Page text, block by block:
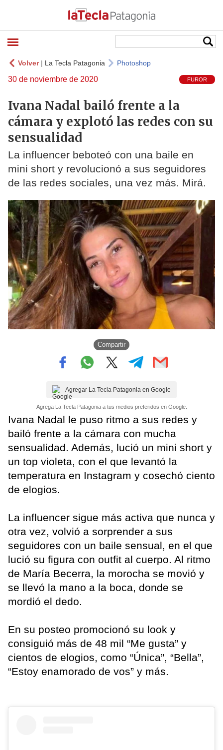
Volver| La Tecla Patagonia Photoshop
30 de noviembre de 2020 FUROR
Ivana Nadal bailó frente a la
cámara y explotó las redes con su
sensualidad
La influencer beboteó con una baile en
mini short y revolucionó a sus seguidores
de las redes sociales, una vez más. Mirá.
Compartir
Agregar La Tecla Patagonia en Google
Agrega La Tecla Patagonia a tus medios preferidos en Google.
Ivana Nadal le puso ritmo a sus redes y
bailó frente a la cámara con mucha
sensualidad. Además, lució un mini short y
un top violeta, con el que levantó la
temperatura en Instagram y cosechó ciento
de elogios.
La influencer sigue más activa que nunca y
otra vez, volvió a sorprender a sus
seguidores con un baile sensual, en el que
lució su figura con outfit al cuerpo. Al ritmo
de María Becerra, la morocha se movió y
se llevó la mano a la boca, donde se
mordió el dedo.
En su posteo promocionó su look y
consiguió más de 48 mil “Me gusta” y
cientos de elogios, como “Única”, “Bella”,
“Estoy enamorado de vos” y más.